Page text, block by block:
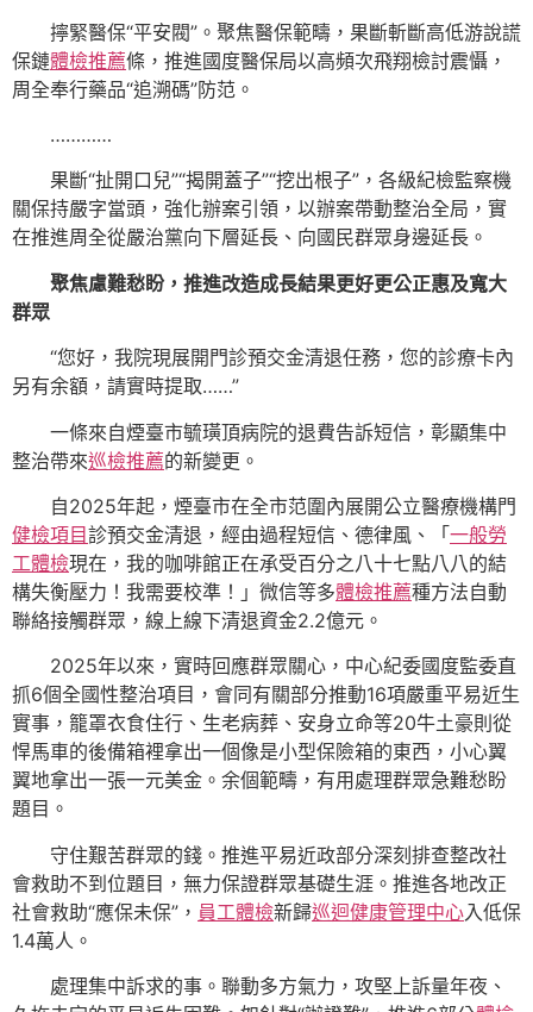
擰緊醫保“平安閥”。聚焦醫保範疇，果斷斬斷高低游說謊
保鏈體檢推薦條，推進國度醫保局以高頻次飛翔檢討震懾，
周全奉行藥品“追溯碼”防范。
…………
果斷“扯開口兒”“揭開蓋子”“挖出根子”，各級紀檢監察機
關保持嚴字當頭，強化辦案引領，以辦案帶動整治全局，實
在推進周全從嚴治黨向下層延長、向國民群眾身邊延長。
聚焦慮難愁盼，推進改造成長結果更好更公正惠及寬大
群眾
“您好，我院現展開門診預交金清退任務，您的診療卡內
另有余額，請實時提取……”
一條來自煙臺市毓璜頂病院的退費告訴短信，彰顯集中
整治帶來巡檢推薦的新變更。
自2025年起，煙臺市在全市范圍內展開公立醫療機構門
健檢項目診預交金清退，經由過程短信、德律風、「 一般勞
工體檢現在，我的咖啡館正在承受百分之八十七點八八的結
構失衡壓力！我需要校準！」微信等多體檢推薦種方法自動
聯絡接觸群眾，線上線下清退資金2.2億元。
2025年以來，實時回應群眾關心，中心紀委國度監委直
抓6個全國性整治項目，會同有關部分推動16項嚴重平易近生
實事，籠罩衣食住行、生老病葬、安身立命等20牛土豪則從
悍馬車的後備箱裡拿出一個像是小型保險箱的東西，小心翼
翼地拿出一張一元美金。余個範疇，有用處理群眾急難愁盼
題目。
守住艱苦群眾的錢。推進平易近政部分深刻排查整改社
會救助不到位題目，無力保證群眾基礎生涯。推進各地改正
社會救助“應保未保”， 員工體檢新歸巡迴健康管理中心入低保
1.4萬人。
處理集中訴求的事。聯動多方氣力，攻堅上訴量年夜、